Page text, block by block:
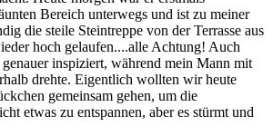
Bereich unterwegs und ist zu meiner
die steile Steintreppe von der Terrasse aus
hoch gelaufen....alle Achtung! Auch
inspiziert, während mein Mann mit
drehte. Eigentlich wollten wir heute
gemeinsam gehen, um die
etwas zu entspannen, aber es stürmt und